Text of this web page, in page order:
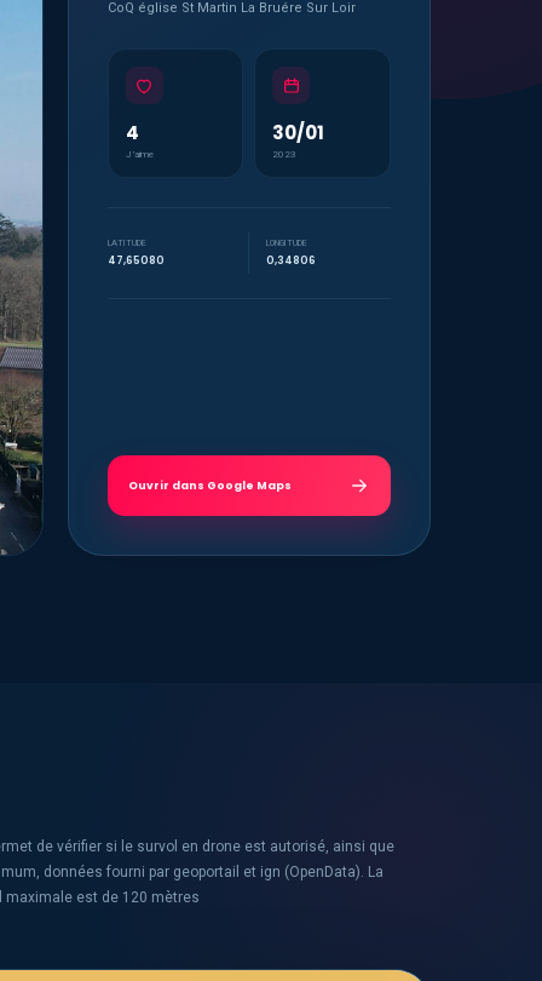
CoQ église St Martin La Bruére Sur Loir
4
J’aime
30/01
2023
LATITUDE
47,65080
LONGITUDE
0,34806
Ouvrir dans Google Maps
de vérifier si le survol en drone est autorisé, ainsi que
données fourni par geoportail et ign (OpenData). La
maximale est de 120 mètres